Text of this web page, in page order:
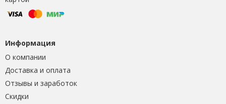
Информация
О компании
Доставка и оплата
Отзывы и заработок
Скидки